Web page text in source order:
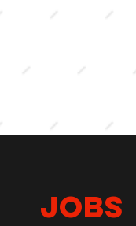
JOBS